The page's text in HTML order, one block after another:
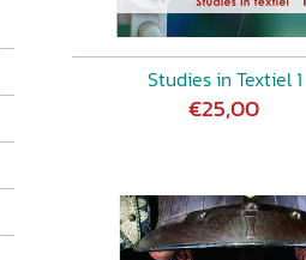
Studies in Textiel 1
€25,00